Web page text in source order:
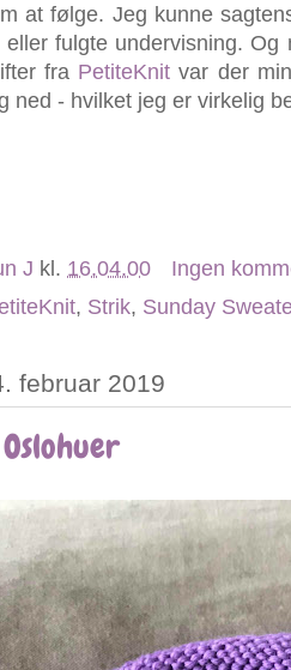
at følge. Jeg kunne
fulgte undervisning.
fra PetiteKnit var der
ned - hvilket jeg er virkelig
J kl. 16.04.00
Ingen
, Strik, Sunday
februar 2019